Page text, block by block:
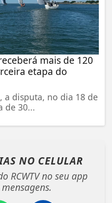
mais de 120
etapa do
a disputa, no dia 18 de
de 30...
NO CELULAR
RCWTV no seu app